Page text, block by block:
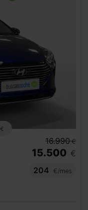
€
16.990 €
15.500 €
204
€/mes